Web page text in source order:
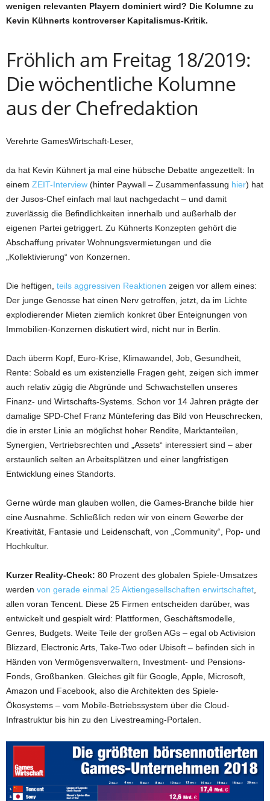
wenigen relevanten Playern dominiert wird? Die Kolumne zu
Kevin Kühnerts kontroverser Kapitalismus-Kritik.
Fröhlich am Freitag 18/2019:
Die wöchentliche Kolumne
aus der Chefredaktion
Verehrte GamesWirtschaft-Leser,
da hat Kevin Kühnert ja mal eine hübsche Debatte angezettelt: In
einem ZEIT-Interview (hinter Paywall – Zusammenfassung hier) hat
der Jusos-Chef einfach mal laut nachgedacht – und damit
zuverlässig die Befindlichkeiten innerhalb und außerhalb der
eigenen Partei getriggert. Zu Kühnerts Konzepten gehört die
Abschaffung privater Wohnungsvermietungen und die
„Kollektivierung“ von Konzernen.
Die heftigen, teils aggressiven Reaktionen zeigen vor allem eines:
Der junge Genosse hat einen Nerv getroffen, jetzt, da im Lichte
explodierender Mieten ziemlich konkret über Enteignungen von
Immobilien-Konzernen diskutiert wird, nicht nur in Berlin.
Dach überm Kopf, Euro-Krise, Klimawandel, Job, Gesundheit,
Rente: Sobald es um existenzielle Fragen geht, zeigen sich immer
auch relativ zügig die Abgründe und Schwachstellen unseres
Finanz- und Wirtschafts-Systems. Schon vor 14 Jahren prägte der
damalige SPD-Chef Franz Müntefering das Bild von Heuschrecken,
die in erster Linie an möglichst hoher Rendite, Marktanteilen,
Synergien, Vertriebsrechten und „Assets“ interessiert sind – aber
erstaunlich selten an Arbeitsplätzen und einer langfristigen
Entwicklung eines Standorts.
Gerne würde man glauben wollen, die Games-Branche bilde hier
eine Ausnahme. Schließlich reden wir von einem Gewerbe der
Kreativität, Fantasie und Leidenschaft, von „Community“, Pop- und
Hochkultur.
Kurzer Reality-Check: 80 Prozent des globalen Spiele-Umsatzes
werden von gerade einmal 25 Aktiengesellschaften erwirtschaftet
allen voran Tencent. Diese 25 Firmen entscheiden darüber, was
entwickelt und gespielt wird: Plattformen, Geschäftsmodelle,
Genres, Budgets. Weite Teile der großen AGs – egal ob Activision
Blizzard, Electronic Arts, Take-Two oder Ubisoft – befinden sich in
Händen von Vermögensverwaltern, Investment- und Pensions-
Fonds, Großbanken. Gleiches gilt für Google, Apple, Microsoft,
Amazon und Facebook, also die Architekten des Spiele-
Ökosystems – vom Mobile-Betriebssystem über die Cloud-
Infrastruktur bis hin zu den Livestreaming-Portalen.